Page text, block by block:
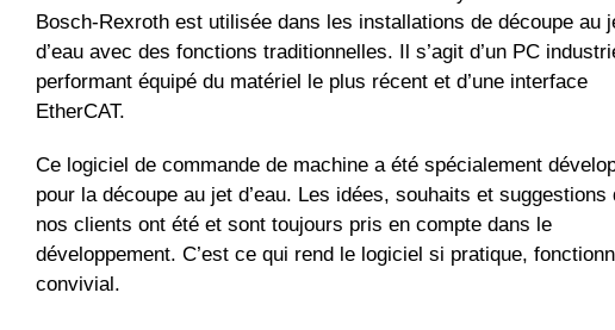
Bosch-Rexroth est utilisée dans les installations de découpe au
d’eau avec des fonctions traditionnelles. Il s’agit d’un PC
performant équipé du matériel le plus récent et d’une interface
EtherCAT.
Ce logiciel de commande de machine a été spécialement
pour la découpe au jet d’eau. Les idées, souhaits et suggestions
nos clients ont été et sont toujours pris en compte dans le
développement. C’est ce qui rend le logiciel si pratique,
convivial.